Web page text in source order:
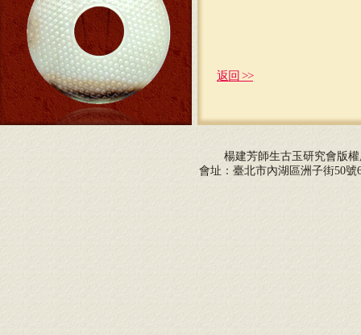
返回 >>
楊建芳師生古玉研究會版
會址：臺北市內湖區洲子街50號